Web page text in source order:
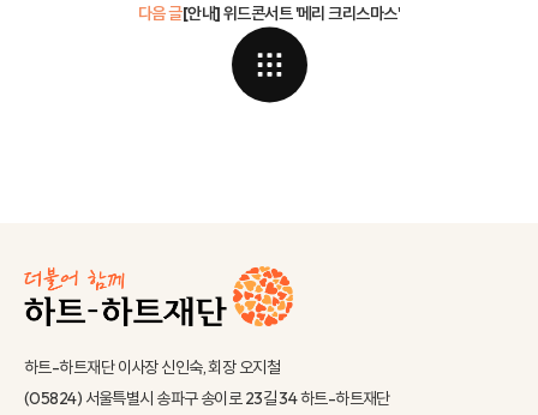
[안내] 위드콘서트 '메리 크리스마스'
다음 글
하트-하트재단 이사장 신인숙, 회장 오지철
(05824) 서울특별시 송파구 송이로 23길 34 하트-하트재단